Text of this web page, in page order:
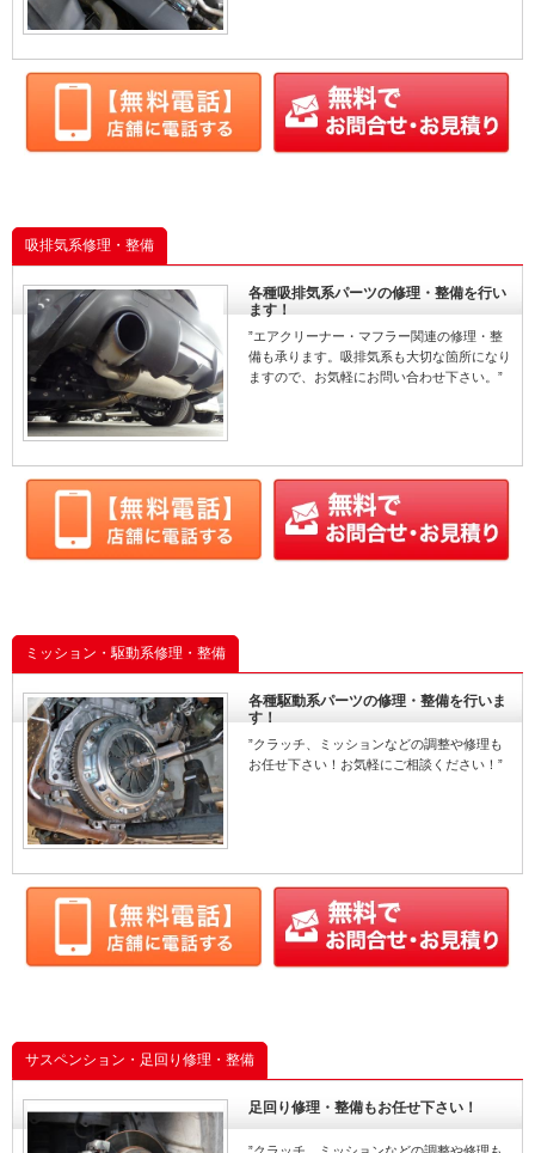
吸排気系修理・整備
各種吸排気系パーツの修理・整備を行い
ます！
”エアクリーナー・マフラー関連の修理・整
備も承ります。吸排気系も大切な箇所になり
ますので、お気軽にお問い合わせ下さい。”
ミッション・駆動系修理・整備
各種駆動系パーツの修理・整備を行いま
す！
”クラッチ、ミッションなどの調整や修理も
お任せ下さい！お気軽にご相談ください！”
サスペンション・足回り修理・整備
足回り修理・整備もお任せ下さい！